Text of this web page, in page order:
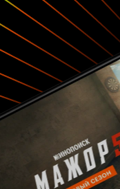
прорисовка
невероятное, будто
детство и
названной матери
интересное, что
озвучила злодейку и
продюсеров.
достойный
Чувствую, на этом
шедевра не
намекающая на продолжение.
потрясающий
полурисованной,
анимацией. Сначала нужно потерять себя,
чтобы обрести.